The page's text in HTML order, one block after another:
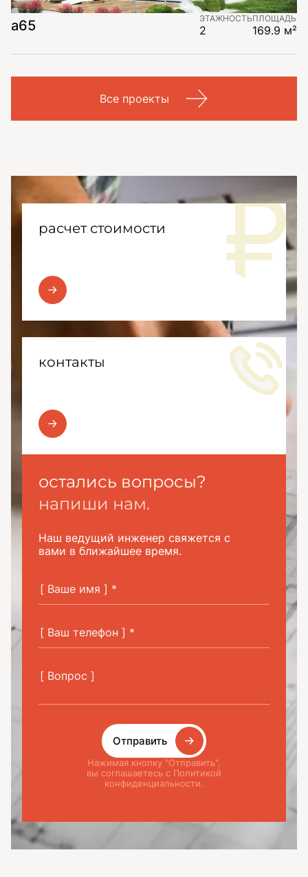
a65 ЭТАЖНОСТЬ
2
ПЛОЩАДЬ
169.9 м²
Все проекты
расчет стоимости
контакты
остались вопросы?
напиши нам.
Наш ведущий инженер свяжется с
вами в ближайшее время.
Отправить
Нажимая кнопку "Отправить",
вы соглашаетесь с Политикой
конфиденциальности.